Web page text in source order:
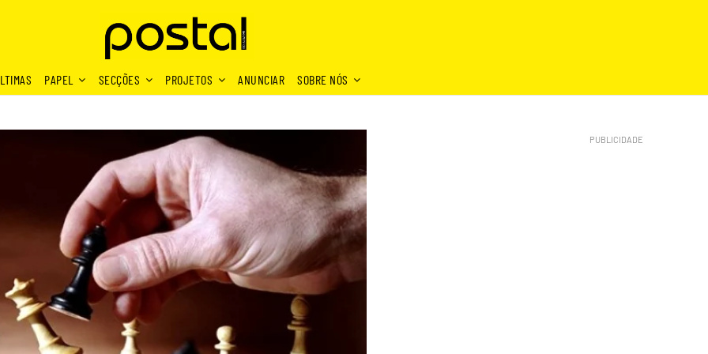
PAPEL SECÇÕES PROJETOS ANUNCIAR SOBRE NÓS